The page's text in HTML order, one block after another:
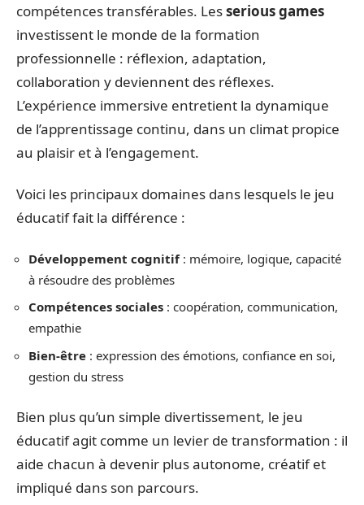
compétences transférables. Lesserious games
investissent le monde de la formation
professionnelle : réflexion, adaptation,
collaboration y deviennent des réflexes.
L’expérience immersive entretient la dynamique
de l’apprentissage continu, dans un climat propice
au plaisir et à l’engagement.
Voici les principaux domaines dans lesquels le jeu
éducatif fait la différence :
Développement cognitif: mémoire, logique, capacité
à résoudre des problèmes
Compétences sociales : coopération, communication,
empathie
Bien-être : expression des émotions, confiance en soi,
gestion du stress
Bien plus qu’un simple divertissement, le jeu
éducatif agit comme un levier de transformation : il
aide chacun à devenir plus autonome, créatif et
impliqué dans son parcours.